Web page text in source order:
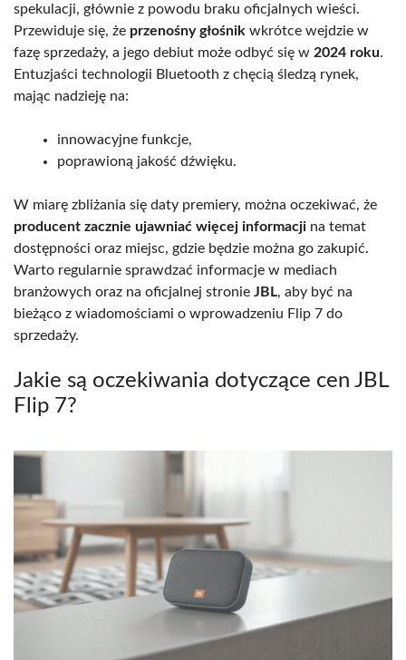
spekulacji, głównie z powodu braku oficjalnych wieści.
Przewiduje się, że przenośny głośnik wkrótce wejdzie w
fazę sprzedaży, a jego debiut może odbyć się w 2024 roku.
Entuzjaści technologii Bluetooth z chęcią śledzą rynek,
mając nadzieję na:
innowacyjne funkcje,
poprawioną jakość dźwięku.
W miarę zbliżania się daty premiery, można oczekiwać, że
producent zacznie ujawniać więcej informacji na temat
dostępności oraz miejsc, gdzie będzie można go zakupić.
Warto regularnie sprawdzać informacje w mediach
branżowych oraz na oficjalnej stronie JBL, aby być na
bieżąco z wiadomościami o wprowadzeniu Flip 7 do
sprzedaży.
Jakie są oczekiwania dotyczące cen JBL
Flip 7?